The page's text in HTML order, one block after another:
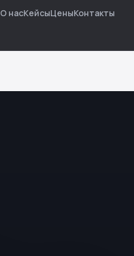
О насКейсыЦеныКонтакты